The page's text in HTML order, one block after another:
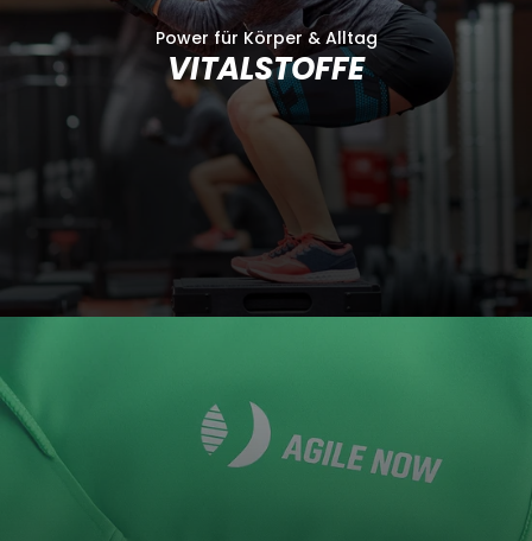
Power für Körper & Alltag
VITALSTOFFE